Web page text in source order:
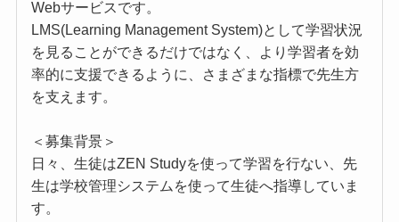
Webサービスです。
LMS(Learning Management System)として学習状況
を見ることができるだけではなく、より学習者を効
率的に支援できるように、さまざまな指標で先生方
を支えます。
＜募集背景＞
日々、生徒はZEN Studyを使って学習を行ない、先
生は学校管理システムを使って生徒へ指導していま
す。